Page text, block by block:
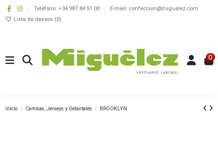
Teléfono: +34 987 84 51 00
E-mail: confeccion@miguelez.com
Lista de deseos (0)
0
Inicio Camisas, Jerseys y Delantales BROOKLYN